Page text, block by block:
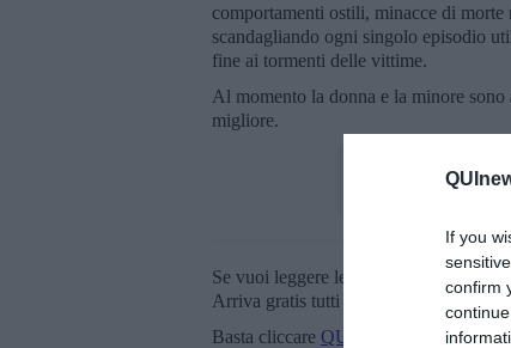
If you
confirm
comportamenti ostili, minacce di
scandagliando ogni singolo episodio
fine ai tormenti delle vittime.
Al momento la donna e la minore
migliore.
Se vuoi leggere le notizie principali
Arriva gratis tutti i giorni alle 20:00
Basta cliccare QUI